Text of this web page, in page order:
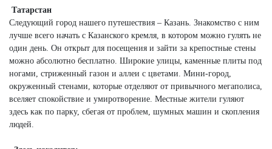
Татарстан
Следующий город нашего путешествия – Казань. Знакомство с ним
лучше всего начать с Казанского кремля, в котором можно гулять не
один день. Он открыт для посещения и зайти за крепостные стены
можно абсолютно бесплатно. Широкие улицы, каменные плиты под
ногами, стриженный газон и аллеи с цветами. Мини-город,
окруженный стенами, которые отделяют от привычного мегаполиса,
вселяет спокойствие и умиротворение. Местные жители гуляют
здесь как по парку, сбегая от проблем, шумных машин и скопления
людей.